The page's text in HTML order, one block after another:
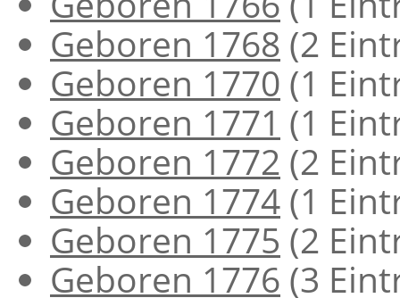
Geboren 1768 (2
Geboren 1770 (1
Geboren 1771 (1
Geboren 1772 (2
Geboren 1774 (1
Geboren 1775 (2
Geboren 1776 (3